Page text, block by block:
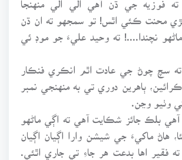
محنت ڪئي اٿس! تو سمجهو ته ان ڌن
نچندا....! ته وحيد عليءَ جو موڊ ئي
ته سچ چوڻ جي عادت اٿم انڪري فنڪار
ٻاهرين دوري تي به منهنجي نمبر
وٺيو وڃن.
بلڪ جائز شڪايت آهي ته اڳي ماڻهو
هاڻ ماکيءَ جي شيشن وارا اڳيان اڳيان
فقير اها بدعت هر جاءِ تي جاري اٿئي.